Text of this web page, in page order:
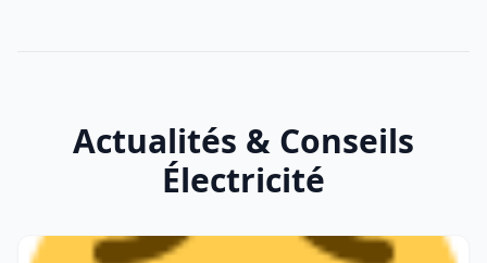
Actualités & Conseils
Électricité